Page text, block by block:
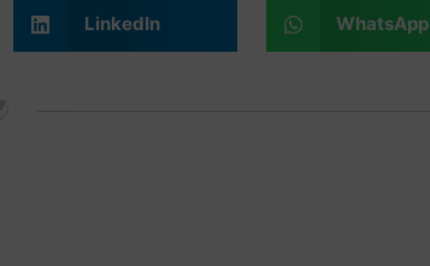
LinkedIn WhatsApp